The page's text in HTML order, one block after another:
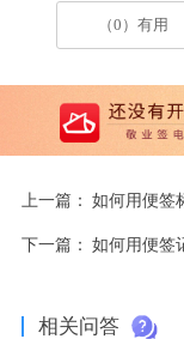
（0）有用
上一篇： 如何用便签
下一篇： 如何用便签
相关问答